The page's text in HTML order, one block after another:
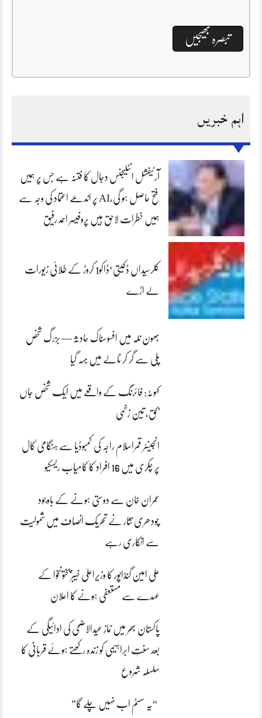
اہم خبریں
آرٹیفشل انٹلیجنس دجال کا فتنہ ہے جس پر ہمیں
فتح حاصل ہو گی،AI پر اندھے اعتماد کی وجہ سے
ہمیں خطرات لاحق ہیں پروفیسر احمد رفیق
کلرسیداں ڈکیتی‘ڈاکو1 کروڑ کے طلائی زیورات
لے اڑے
بھون نلہ میں افسوسناک حادثہ — بزرگ شخص
پلی سے گر کر نالے میں بہہ گیا
کہوٹہ: فائرنگ کے واقعے میں ایک شخص جاں
بحق، تین زخمی
انجینئر قمراسلام راجہ کی کمبوڈیا سے ہنگامی کال
پر چکری میں 16 افراد کا کامیاب ریسکیو
عمران خان سے دوستی ہونے کے باوجود
چودھری نثار نے تحریک انصاف میں شمولیت
سے انکاری رہے
علی امین گنڈاپور کا وزیراعلیٰ خیبرپختونخوا کے
عہدے سے مستعفی ہونے کا اعلان
پاکستان بھر میں نمازِ عیدالاضحی کی ادائیگی کے
بعد سنتِ ابراہیمی کو زندہ رکھتے ہوئے قربانی کا
سلسلہ شروع
“یہ سسٹم اب نہیں چلے گا”